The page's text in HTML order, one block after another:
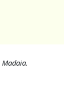
Madaia.